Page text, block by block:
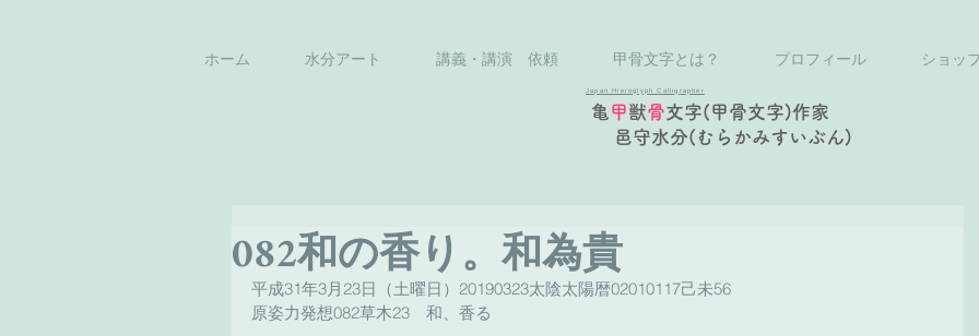
ホーム 水分アート 講義・講演 依頼 甲骨文字とは？ プロフィール ショッ
Japan Hieroglyph Calligrapher
亀 甲獣骨文字(甲骨文字)作家
邑守水分(むらかみすいぶん)
082和の香り。和為貴
平成31年3月23日（土曜日）20190323太陰太陽暦02010117己未56
原姿力発想082草木23　和、香る